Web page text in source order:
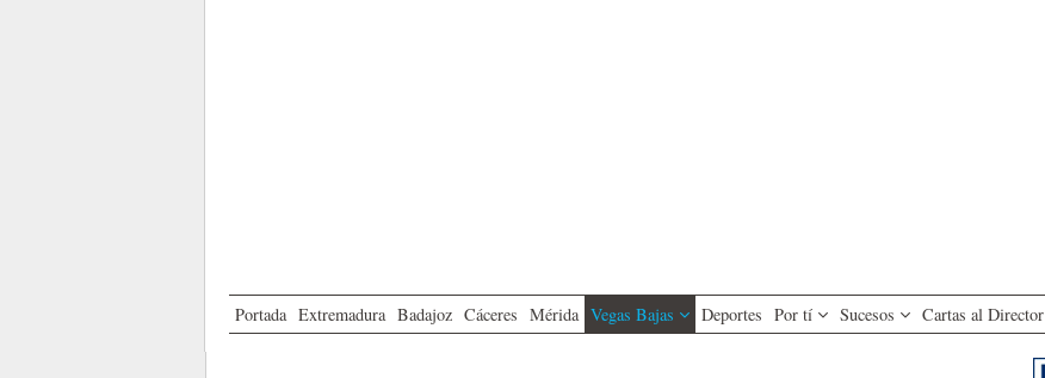
Portada Extremadura Badajoz Cáceres Mérida Vegas Bajas Deportes Por tí Sucesos Cartas al Director